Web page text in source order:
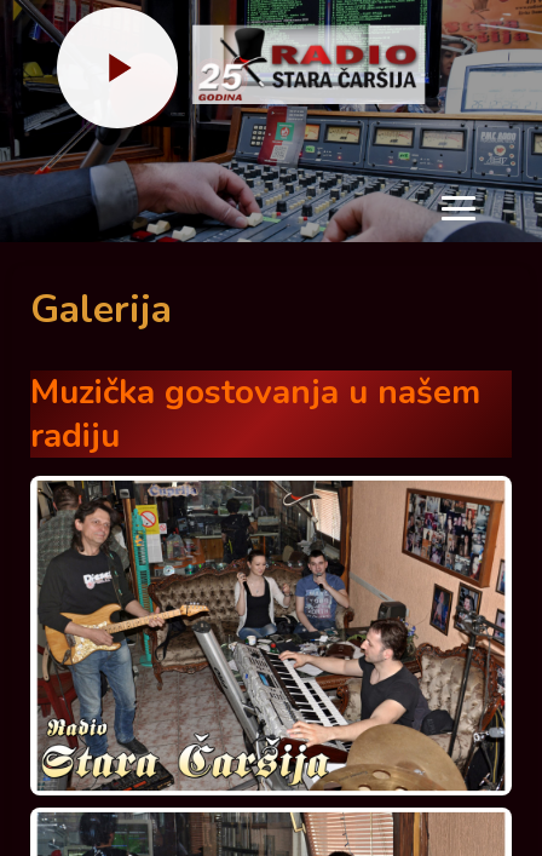
Meni
Galerija
Muzička gostovanja u našem
radiju